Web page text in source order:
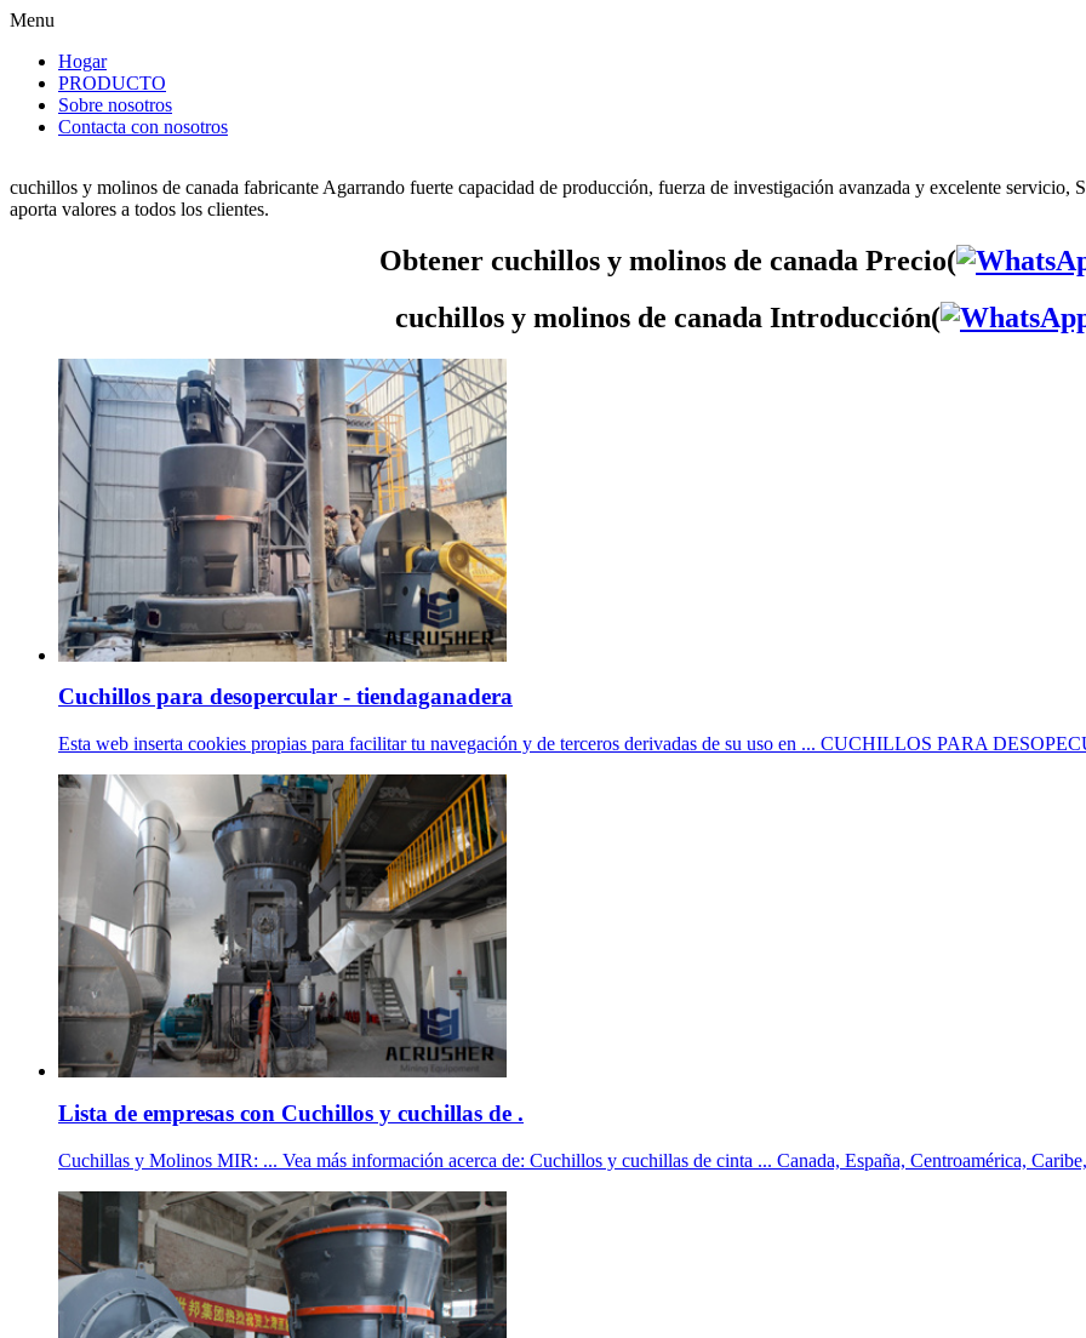
Menu
Hogar
PRODUCTO
Sobre nosotros
Contacta con nosotros
cuchillos y molinos de canada fabricante Agarrando fuerte capacidad de producción, fuerza de investigación avanzada y excelente
aporta valores a todos los clientes.
Obtener cuchillos y molinos de canada Precio(
cuchillos y molinos de canada Introducción(
Cuchillos para desopercular - tiendaganadera
Esta web inserta cookies propias para facilitar tu navegación y de terceros derivadas de su uso en ... CUCHILLOS PARA
Lista de empresas con Cuchillos y cuchillas de .
Cuchillas y Molinos MIR: ... Vea más información acerca de: Cuchillos y cuchillas de cinta ... Canada, España, Centroamérica,